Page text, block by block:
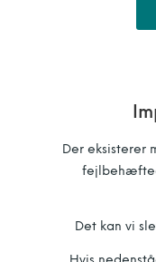
Der eksisterer
Det kan vi